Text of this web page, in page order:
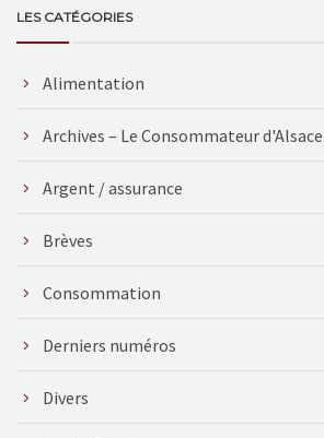
LES CATÉGORIES
Alimentation
Archives – Le Consommateur d'Alsace
Argent / assurance
Brèves
Consommation
Derniers numéros
Divers